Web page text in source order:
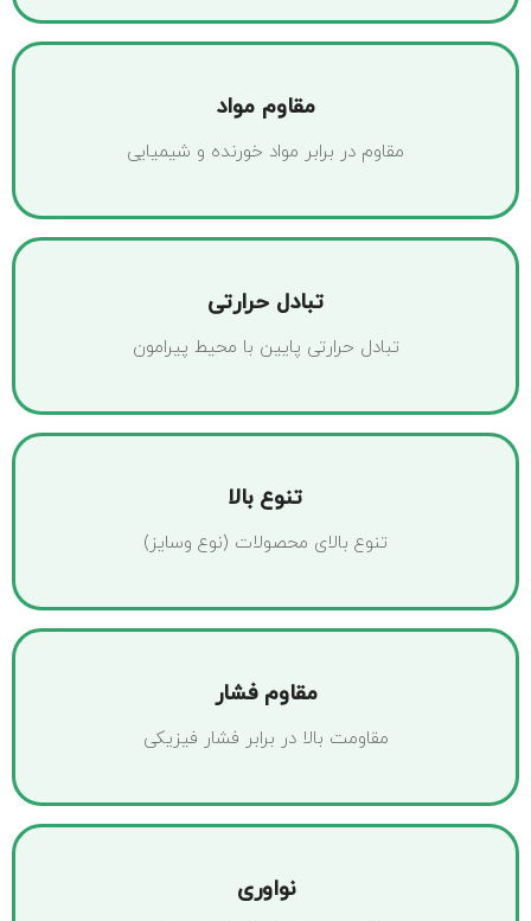
مقاوم مواد
مقاوم در برابر مواد خورنده و شیمیایی
تبادل حرارتی
تبادل حرارتی پایین با محیط پیرامون
تنوع بالا
تنوع بالای محصولات (نوع وسایز)
مقاوم فشار
مقاومت بالا در برابر فشار فیزیکی
نواوری